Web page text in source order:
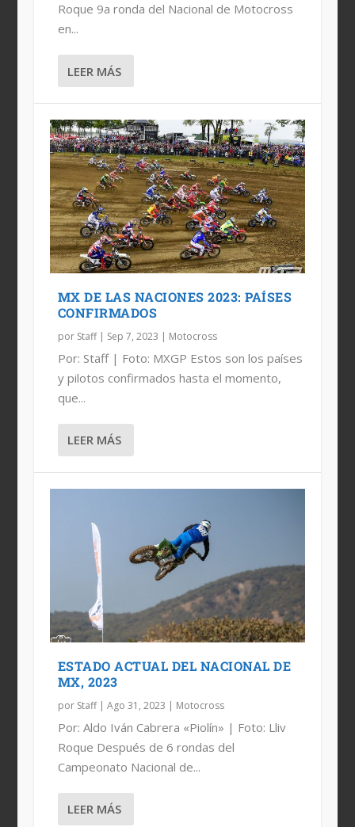
Roque 9a ronda del Nacional de Motocross
en...
LEER MÁS
MX DE LAS NACIONES 2023: PAÍSES
CONFIRMADOS
por Staff| Sep 7, 2023 | Motocross
Por: Staff | Foto: MXGP Estos son los países
y pilotos confirmados hasta el momento,
que...
LEER MÁS
ESTADO ACTUAL DEL NACIONAL DE
MX, 2023
por Staff| Ago 31, 2023 | Motocross
Por: Aldo Iván Cabrera «Piolín» | Foto: Lliv
Roque Después de 6 rondas del
Campeonato Nacional de...
LEER MÁS